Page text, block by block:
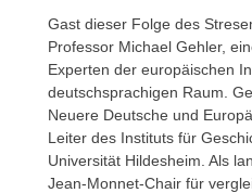
Gast dieser Folge des
Professor Michael Gehler,
Experten der europäischen
deutschsprachigen Raum.
Neuere Deutsche und
Leiter des Instituts für
Universität Hildesheim. Als
Jean-Monnet-Chair für